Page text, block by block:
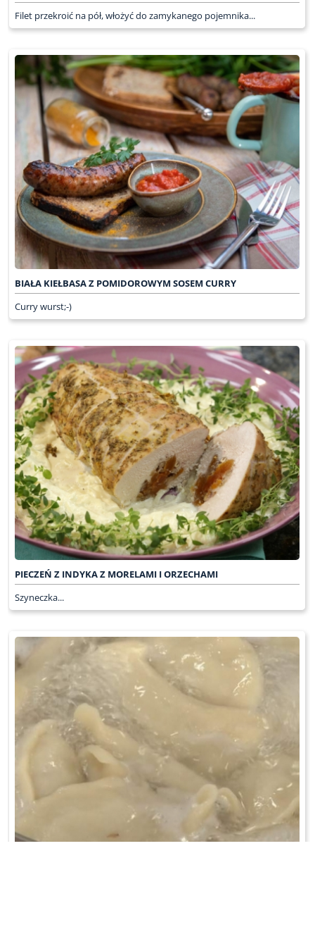
Filet przekroić na pół, włożyć do zamykanego pojemnika...
BIAŁA KIEŁBASA Z POMIDOROWYM SOSEM CURRY
Curry wurst;-)
PIECZEŃ Z INDYKA Z MORELAMI I ORZECHAMI
Szyneczka...